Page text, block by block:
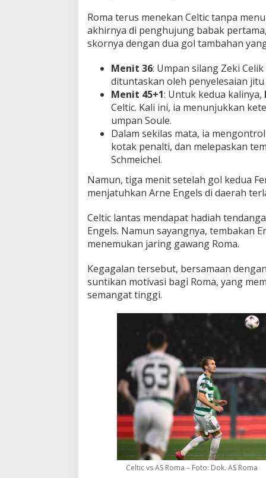
r
Roma terus menekan Celtic tanpa
akhirnya di penghujung babak
skornya dengan dua gol tambahan
Menit 36: Umpan silang Zeki
dituntaskan oleh penyelesaian jitu
Menit 45+1: Untuk kedua kalinya,
Celtic. Kali ini, ia menunjukkan
umpan Soule.
Dalam sekilas mata, ia
kotak penalti, dan melepaskan
Schmeichel.
Namun, tiga menit setelah gol kedua
menjatuhkan Arne Engels di daerah
Celtic lantas mendapat hadiah
Engels. Namun sayangnya, tembakan
menemukan jaring gawang Roma.
Kegagalan tersebut, bersamaan
suntikan motivasi bagi Roma, yang
semangat tinggi.
Celtic vs AS Roma – Foto: Dok. AS Roma